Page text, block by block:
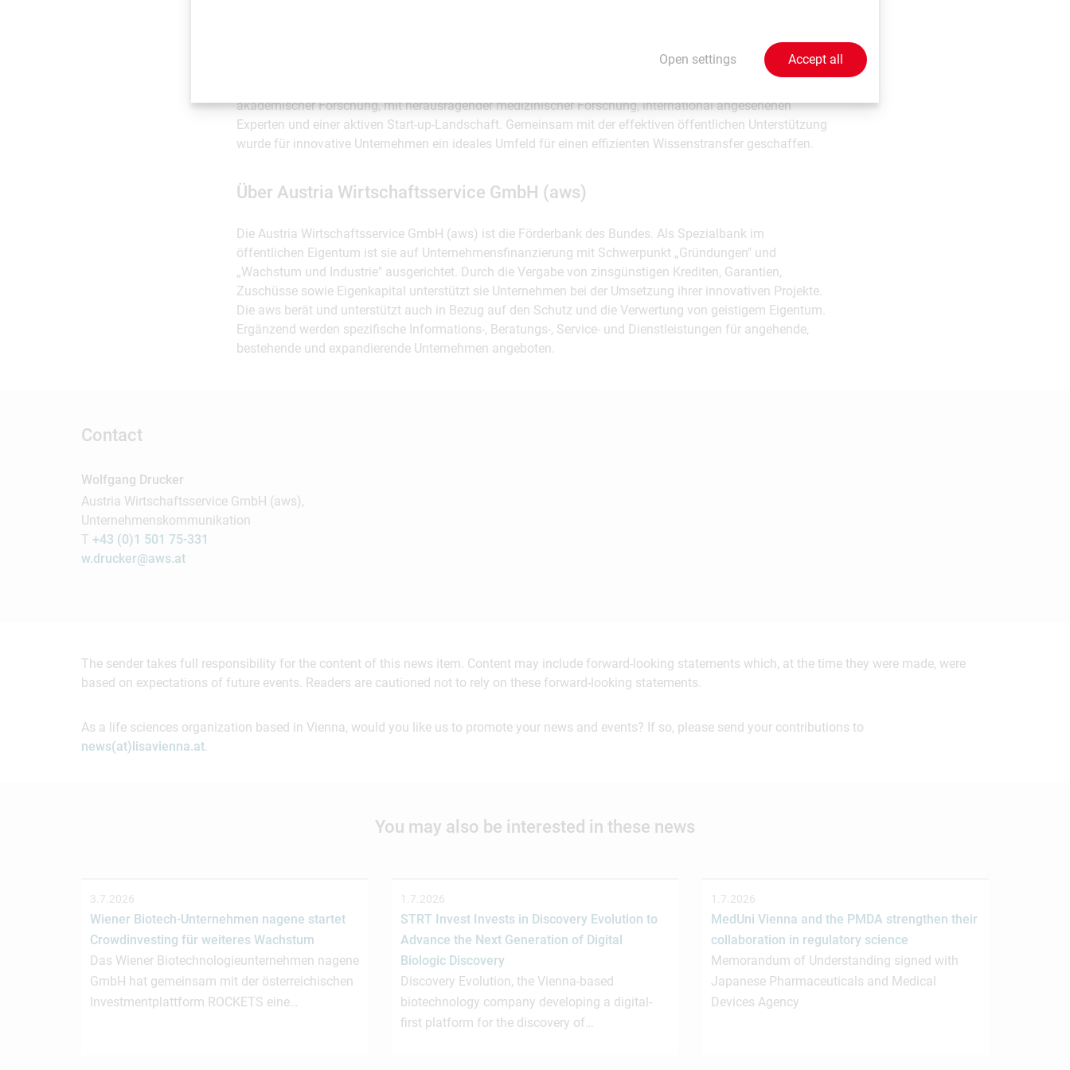
system for commercialisation of intellectual property in the EU“ der EU-Kommission aktuell diskutiert wird.
akademischer Forschung, mit herausragender medizinischer Forschung, international angesehenen
Experten und einer aktiven Start-up-Landschaft. Gemeinsam mit der effektiven öffentlichen Unterstützung
wurde für innovative Unternehmen ein ideales Umfeld für einen effizienten Wissenstransfer geschaffen.
Über Austria Wirtschaftsservice GmbH (aws)
Die Austria Wirtschaftsservice GmbH (aws) ist die Förderbank des Bundes. Als Spezialbank im
öffentlichen Eigentum ist sie auf Unternehmensfinanzierung mit Schwerpunkt „Gründungen" und
„Wachstum und Industrie" ausgerichtet. Durch die Vergabe von zinsgünstigen Krediten, Garantien,
Zuschüsse sowie Eigenkapital unterstützt sie Unternehmen bei der Umsetzung ihrer innovativen Projekte.
Die aws berät und unterstützt auch in Bezug auf den Schutz und die Verwertung von geistigem Eigentum.
Ergänzend werden spezifische Informations-, Beratungs-, Service- und Dienstleistungen für angehende,
bestehende und expandierende Unternehmen angeboten.
Contact
Wolfgang Drucker
Austria Wirtschaftsservice GmbH (aws),
Unternehmenskommunikation
T +43 (0)1 501 75-331
w.drucker@aws.at
The sender takes full responsibility for the content of this news item. Content may include forward-looking statements which, at the time they were made, were
based on expectations of future events. Readers are cautioned not to rely on these forward-looking statements.
As a life sciences organization based in Vienna, would you like us to promote your news and events? If so, please send your contributions to
news(at)lisavienna.at.
You may also be interested in these news
3.7.2026
Wiener Biotech-Unternehmen nagene startet
Crowdinvesting für weiteres Wachstum
Das Wiener Biotechnologieunternehmen nagene
GmbH hat gemeinsam mit der österreichischen
Investmentplattform ROCKETS eine…
1.7.2026
STRT Invest Invests in Discovery Evolution to
Advance the Next Generation of Digital
Biologic Discovery
Discovery Evolution, the Vienna-based
biotechnology company developing a digital-
first platform for the discovery of…
1.7.2026
MedUni Vienna and the PMDA strengthen their
collaboration in regulatory science
Memorandum of Understanding signed with
Japanese Pharmaceuticals and Medical
Devices Agency
Open settings Accept all